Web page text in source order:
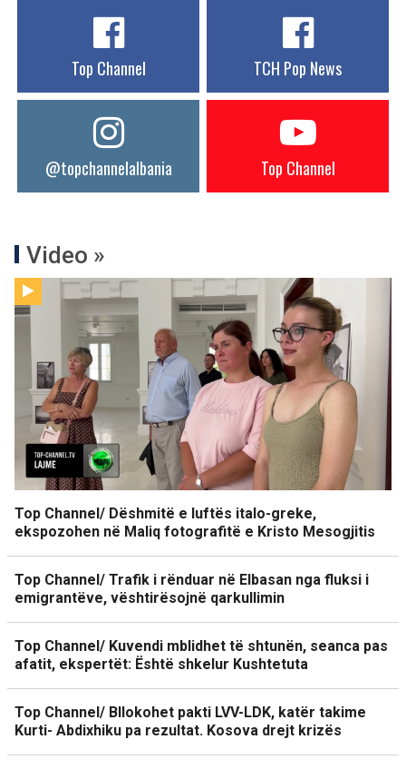
Top Channel TCH Pop News
@topchannelalbania Top Channel
Video »
Top Channel/ Dëshmitë e luftës italo-greke,
ekspozohen në Maliq fotografitë e Kristo Mesogjitis
Top Channel/ Trafik i rënduar në Elbasan nga fluksi i
emigrantëve, vështirësojnë qarkullimin
Top Channel/ Kuvendi mblidhet të shtunën, seanca pas
afatit, ekspertët: Është shkelur Kushtetuta
Top Channel/ Bllokohet pakti LVV-LDK, katër takime
Kurti- Abdixhiku pa rezultat. Kosova drejt krizës